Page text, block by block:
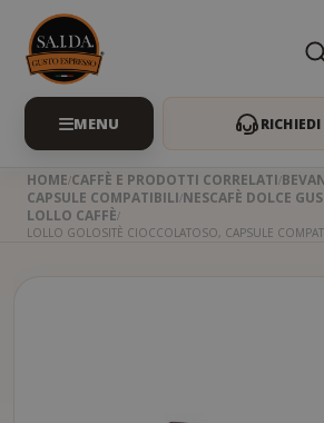
HOME CAFFÈ E PRODOTTI CORRELATI
CAPSULE COMPATIBILI NESCAFÈ DOLCE
LOLLO CAFFÈ
LOLLO GOLOSITÈ CIOCCOLATOSO, CAPSULE